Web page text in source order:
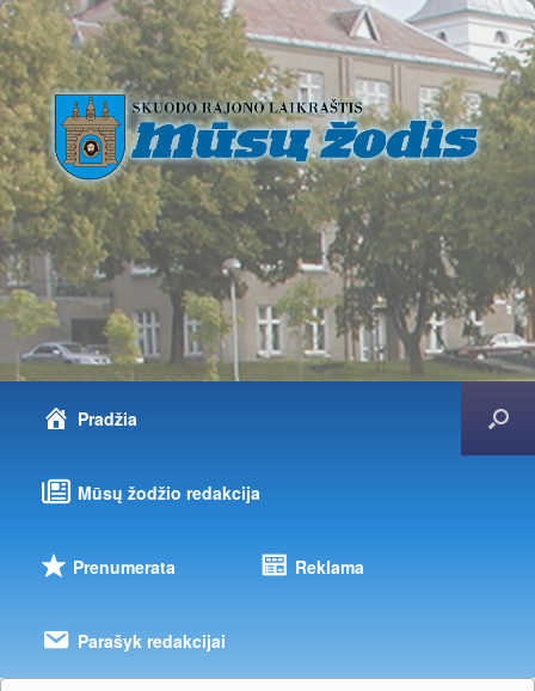
Pradžia
Mūsų žodžio redakcija
Prenumerata Reklama
Parašyk redakcijai